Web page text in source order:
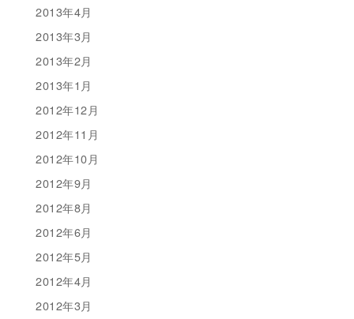
2013年4月
2013年3月
2013年2月
2013年1月
2012年12月
2012年11月
2012年10月
2012年9月
2012年8月
2012年6月
2012年5月
2012年4月
2012年3月